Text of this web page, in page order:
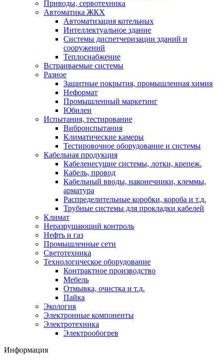
Приводы, сервотехника
Автоматика ЖКХ
Автоматизация котельных
Интеллектуальное здание
Системы диспетчеризации зданий и
сооружений
Теплоснабжение
Встраиваемые системы
Разное
Защитные покрытия, промышленная химия
Неформат
Промышленный маркетинг
Юбилеи
Испытания, тестирование
Виброиспытания
Климатические камеры
Тестировочное оборудование и системы
Кабельная продукция
Кабеленесущие системы, лотки, крепеж.
Кабель, провод
Кабельный вводы, наконечники, клеммы,
арматура
Распределительные коробки, короба и т.д.
Трубные системы для прокладки кабелей
Климат
Неразрушающий контроль
Нефть и газ
Промышленные сети
Светотехника
Технологическое оборудование
Контрактное производство
Мебель
Отмывка, очистка и т.д.
Пайка
Экология
Электронные компоненты
Электротехника
Электрообогрев
Информация